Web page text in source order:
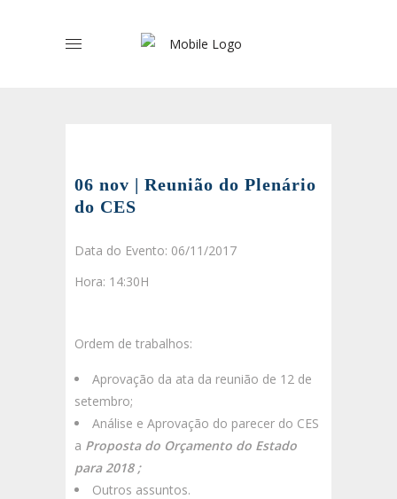
06 nov | Reunião do Plenário
do CES
Data do Evento: 06/11/2017
Hora: 14:30H
Ordem de trabalhos:
Aprovação da ata da reunião de 12 de
setembro;
Análise e Aprovação do parecer do CES
a Proposta do Orçamento do Estado
para 2018 ;
Outros assuntos.